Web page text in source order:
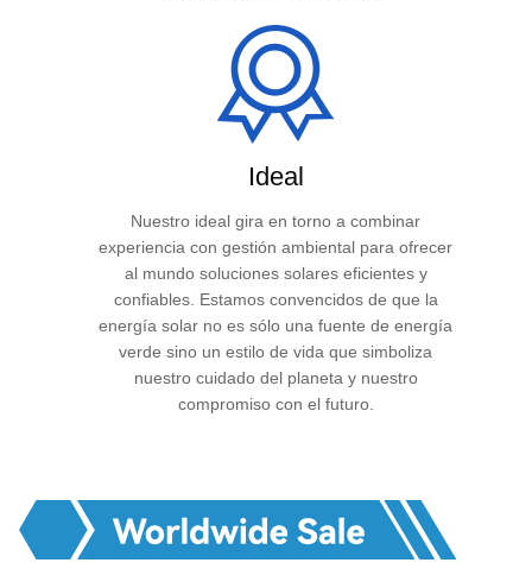
Ideal
Nuestro ideal gira en torno a combinar
experiencia con gestión ambiental para ofrecer
al mundo soluciones solares eficientes y
confiables. Estamos convencidos de que la
energía solar no es sólo una fuente de energía
verde sino un estilo de vida que simboliza
nuestro cuidado del planeta y nuestro
compromiso con el futuro.